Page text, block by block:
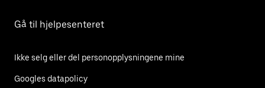
Gå til hjelpesenteret
Ikke selg eller del personopplysningene mine
Googles datapolicy